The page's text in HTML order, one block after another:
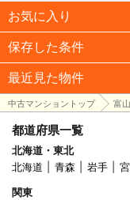
お気に入り
保存した条件
最近見た物件
中古マンショントップ 富
都道府県一覧
北海道・東北
北海道
青森 岩手
関東